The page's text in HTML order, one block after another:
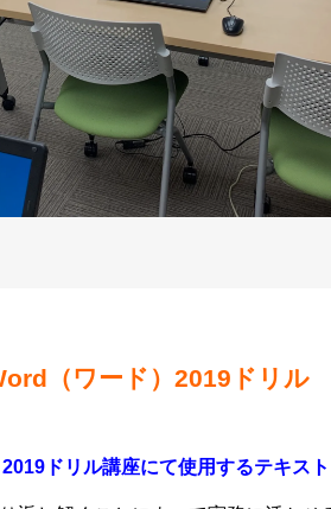
（ワード）2019ドリル
ドリル講座にて使用するテキス